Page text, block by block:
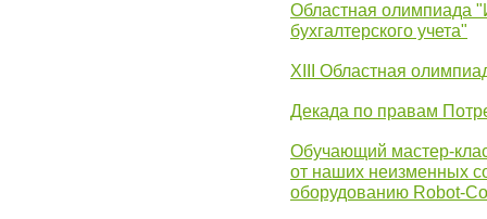
Областная олимпиада
бухгалтерского учета"
XIII Областная
Декада по правам
Обучающий мастер-
от наших неизменных
оборудованию Robot-